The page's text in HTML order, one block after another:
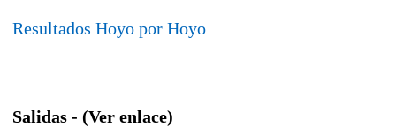
Resultados Hoyo por Hoyo
Salidas - (Ver enlace)